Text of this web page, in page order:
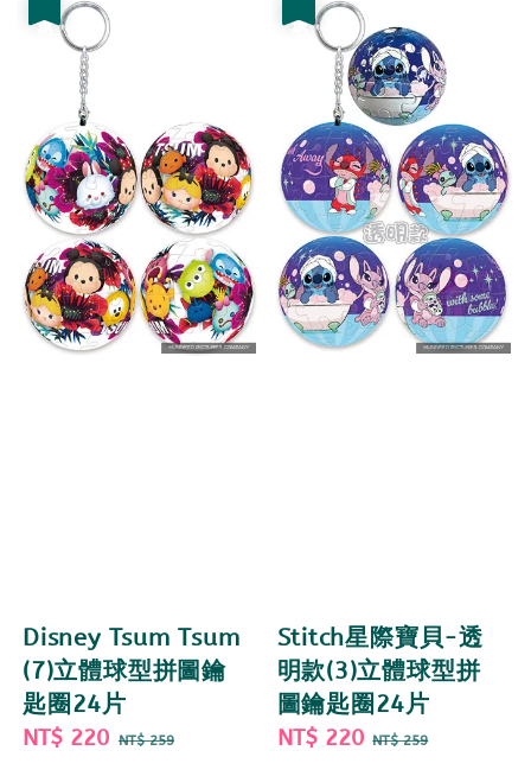
Disney Tsum Tsum
(7)立體球型拼圖鑰
匙圈24片
Sale
NT$ 220 Regular
NT$ 259
Stitch星際寶貝-透
明款(3)立體球型拼
圖鑰匙圈24片
Sale
NT$ 220 Regular
NT$ 259